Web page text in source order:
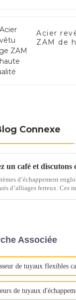
Acier
ZAM de
Connexe
d’échappement
Ces matériaux sont soigneusement sélectionnés pour résister
Associée
de tuyaux flexibles
de tuyaux